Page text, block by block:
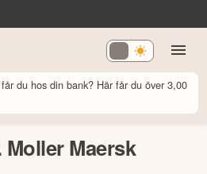
du hos din bank? Här får du över 3,00
Maersk